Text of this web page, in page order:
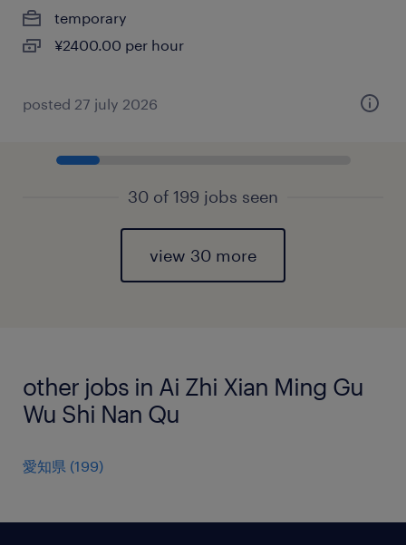
temporary
¥2400.00 per hour
posted 27 july 2026
30 of 199 jobs seen
view 30 more
other jobs in Ai Zhi Xian Ming Gu
Wu Shi Nan Qu
愛知県 (199)